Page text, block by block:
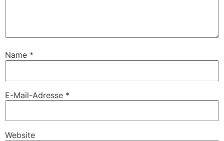
Name *
E-Mail-Adresse *
Website